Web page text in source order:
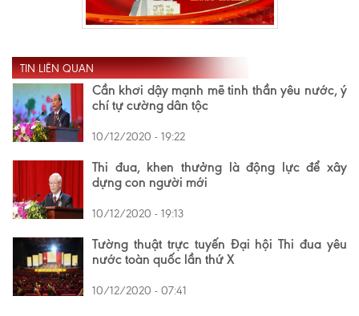
TIN LIÊN QUAN
Cần khơi dậy mạnh mẽ tinh thần yêu nước, ý
chí tự cường dân tộc
10/12/2020 - 19:22
Thi đua, khen thưởng là động lực để xây
dựng con người mới
10/12/2020 - 19:13
Tường thuật trực tuyến Đại hội Thi đua yêu
nước toàn quốc lần thứ X
10/12/2020 - 07:41